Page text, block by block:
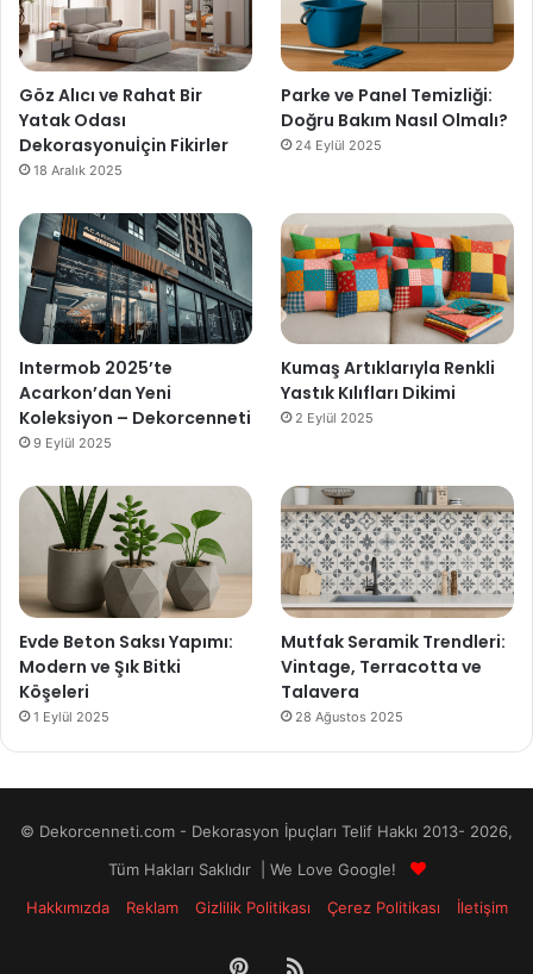
Göz Alıcı ve Rahat Bir
Yatak Odası
Dekorasyonuİçin Fikirler
18 Aralık 2025
Parke ve Panel Temizliği:
Doğru Bakım Nasıl Olmalı?
24 Eylül 2025
Intermob 2025’te
Acarkon’dan Yeni
Koleksiyon – Dekorcenneti
9 Eylül 2025
Kumaş Artıklarıyla Renkli
Yastık Kılıfları Dikimi
2 Eylül 2025
Evde Beton Saksı Yapımı:
Modern ve Şık Bitki
Köşeleri
1 Eylül 2025
Mutfak Seramik Trendleri:
Vintage, Terracotta ve
Talavera
28 Ağustos 2025
© Dekorcenneti.com - Dekorasyon İpuçları Telif Hakkı 2013- 2026,
Tüm Hakları Saklıdır | We Love Google!
Hakkımızda
Reklam Gizlilik Politikası Çerez Politikası İletişim
Pinterest